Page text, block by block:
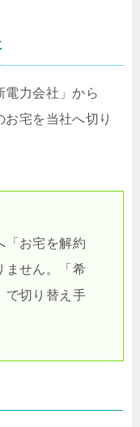
電力会社」から
お宅を当社へ切り
「お宅を解約
ません。「希
で切り替え手